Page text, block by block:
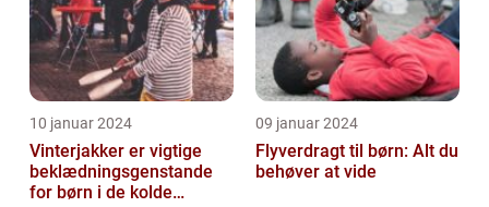
10 januar 2024
Vinterjakker er vigtige
beklædningsgenstande
for børn i de kolde
09 januar 2024
Flyverdragt til børn: Alt du
behøver at vide